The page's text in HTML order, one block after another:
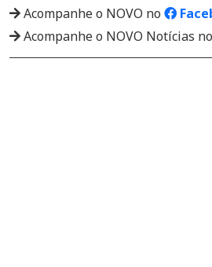
Acompanhe o NOVO no
Acompanhe o NOVO Notícias no